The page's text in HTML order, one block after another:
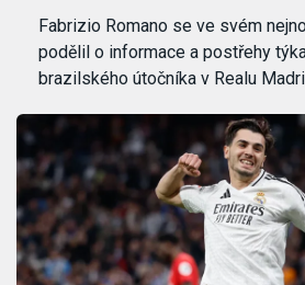
Fabrizio Romano se ve svém
podělil o informace a postřehy
brazilského útočníka v Realu